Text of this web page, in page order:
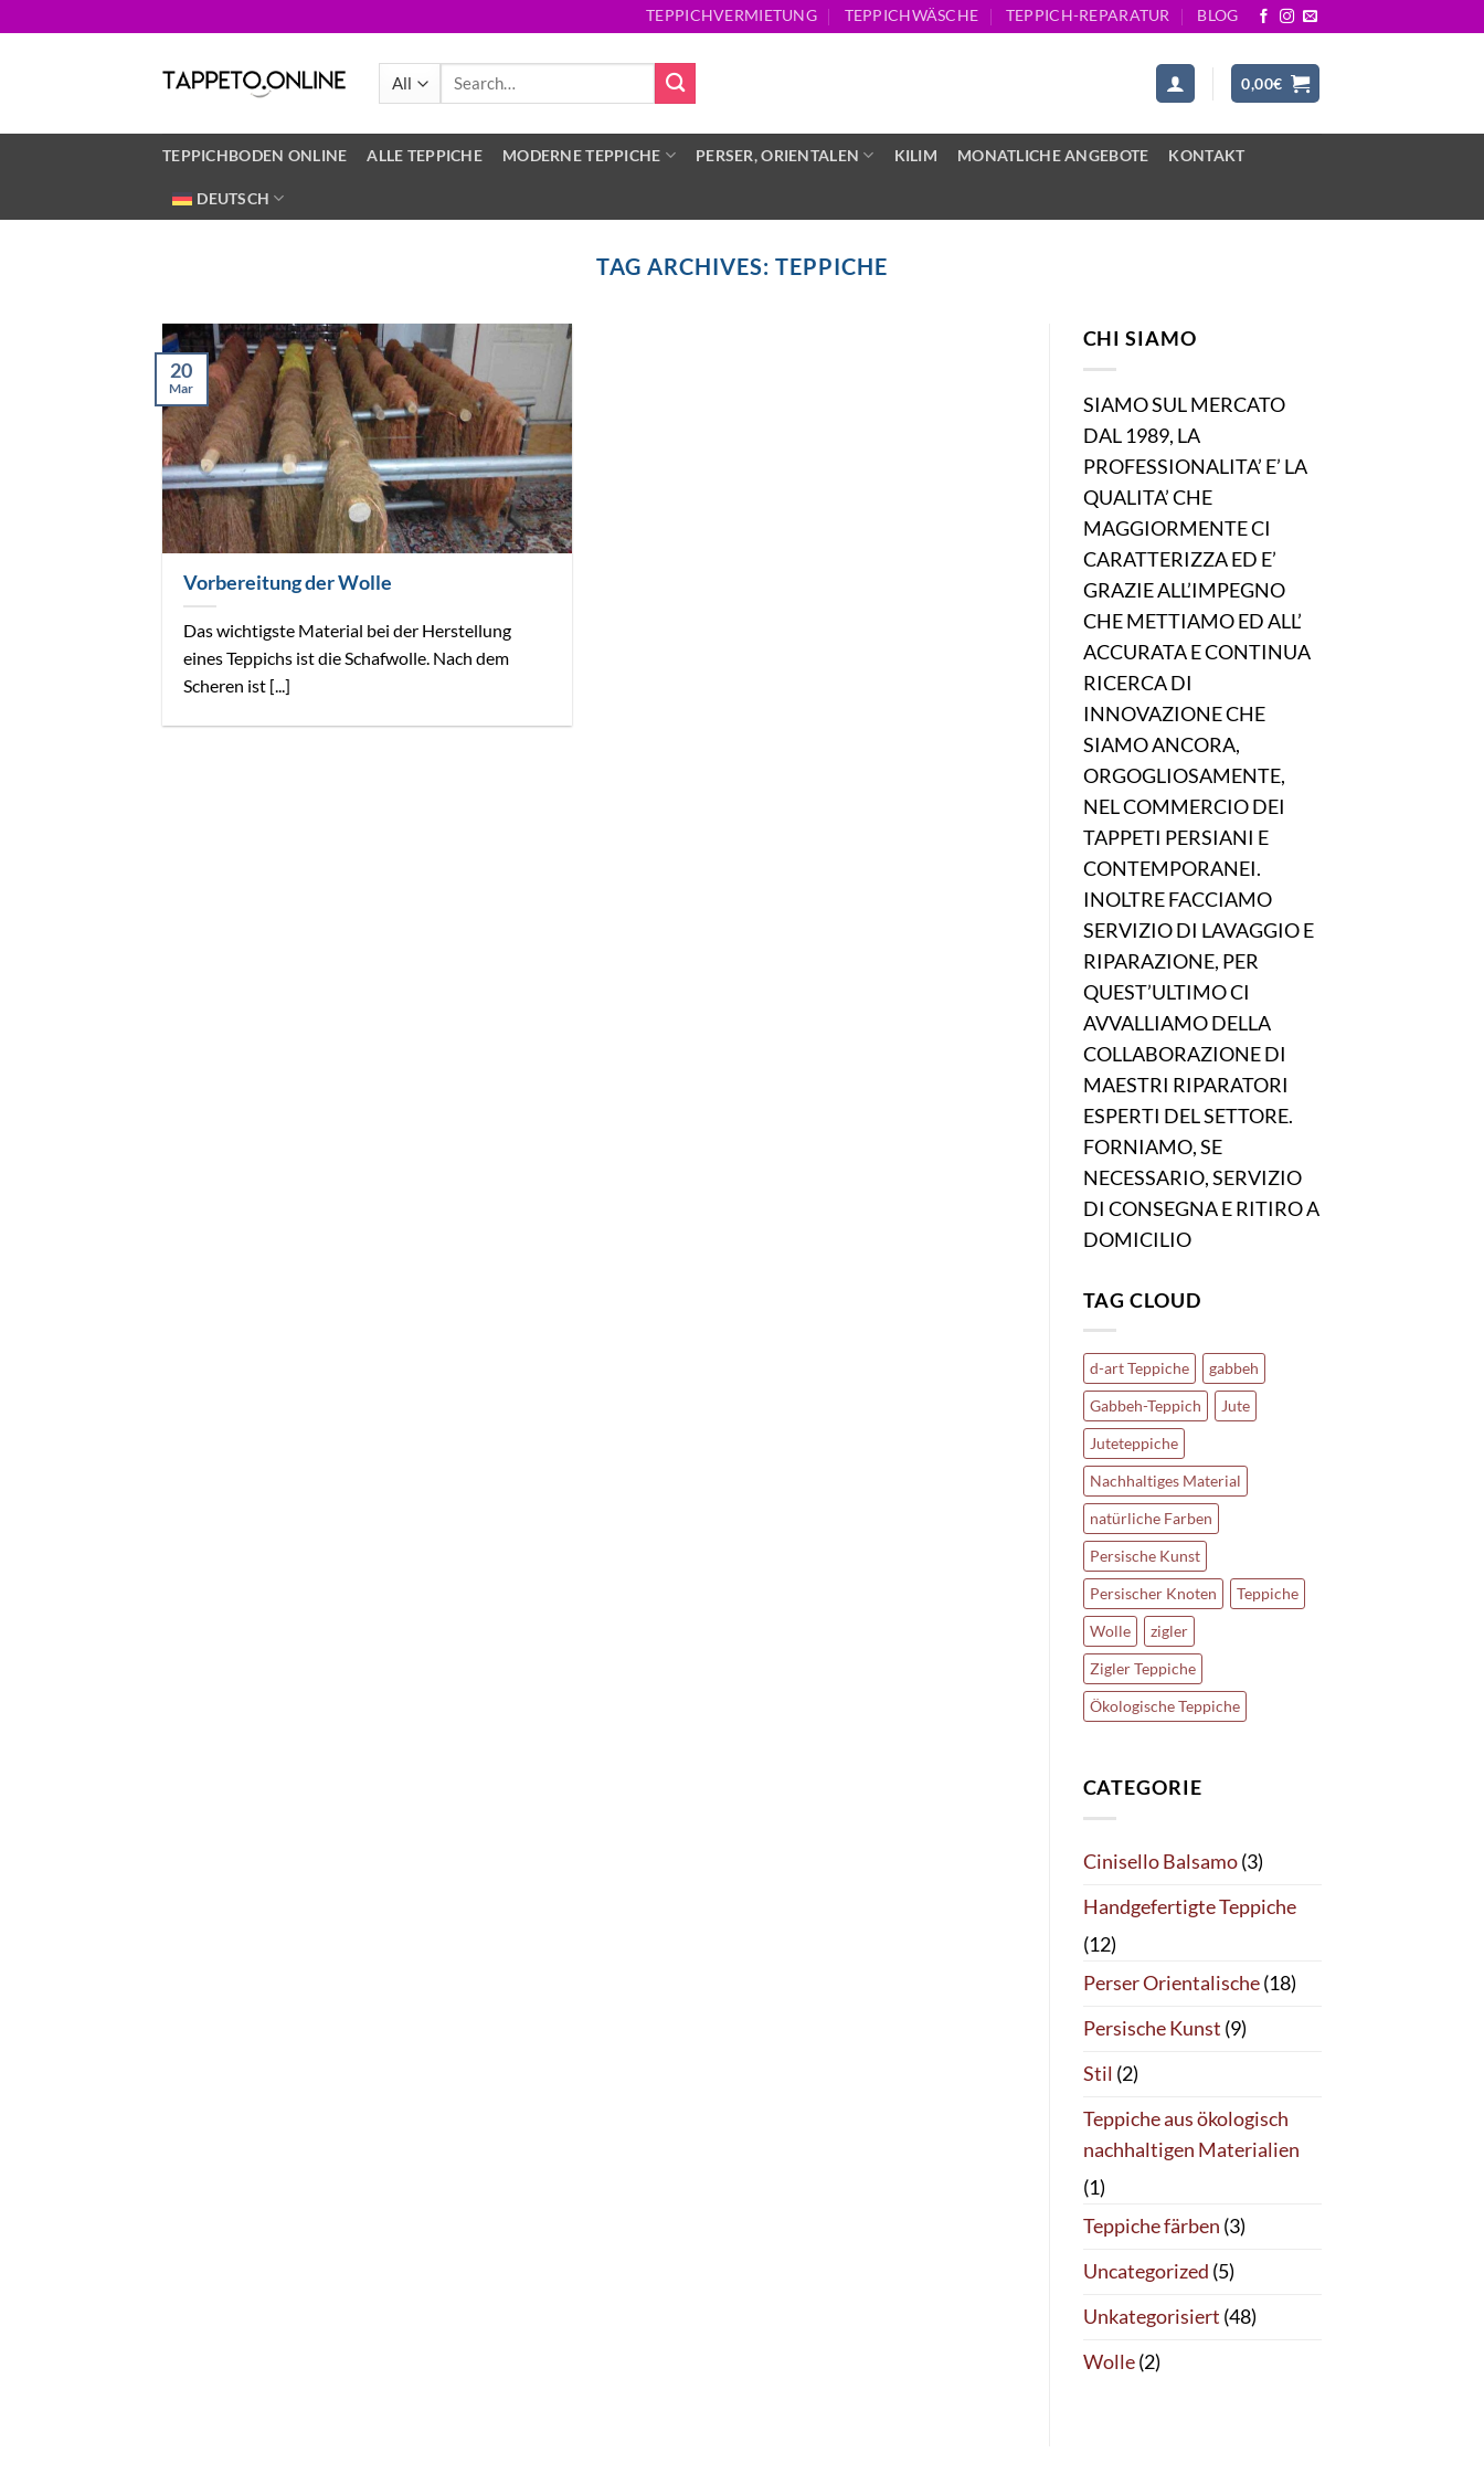
TEPPICHVERMIETUNG TEPPICHWÄSCHE TEPPICH-REPARATUR BLOG
Search
0,00€
TEPPICHBODEN ONLINE ALLE TEPPICHE MODERNE TEPPICHE PERSER, ORIENTALEN KILIM MONATLICHE ANGEBOTE KONTAKT
DEUTSCH
TAG ARCHIVES:TEPPICHE
Vorbereitung der Wolle
Das wichtigste Material bei der Herstellung
eines Teppichs ist die Schafwolle. Nach dem
Scheren ist [...]
20
Mar
CHI SIAMO
SIAMO SUL MERCATO
DAL 1989, LA
PROFESSIONALITA’ E’ LA
QUALITA’ CHE
MAGGIORMENTE CI
CARATTERIZZA ED E’
GRAZIE ALL’IMPEGNO
CHE METTIAMO ED ALL’
ACCURATA E CONTINUA
RICERCA DI
INNOVAZIONE CHE
SIAMO ANCORA,
ORGOGLIOSAMENTE,
NEL COMMERCIO DEI
TAPPETI PERSIANI E
CONTEMPORANEI.
INOLTRE FACCIAMO
SERVIZIO DI LAVAGGIO E
RIPARAZIONE, PER
QUEST’ULTIMO CI
AVVALLIAMO DELLA
COLLABORAZIONE DI
MAESTRI RIPARATORI
ESPERTI DEL SETTORE.
FORNIAMO, SE
NECESSARIO, SERVIZIO
DI CONSEGNA E RITIRO A
DOMICILIO
TAG CLOUD
d-art Teppiche
gabbeh
Gabbeh-Teppich
Jute
Juteteppiche
Nachhaltiges Material
natürliche Farben
Persische Kunst
Persischer Knoten
Teppiche
Wolle
zigler
Zigler Teppiche
Ökologische Teppiche
CATEGORIE
Cinisello Balsamo(3)
Handgefertigte Teppiche
(12)
Perser Orientalische(18)
Persische Kunst (9)
Stil (2)
Teppiche aus ökologisch
nachhaltigen Materialien
(1)
Teppiche färben (3)
Uncategorized (5)
Unkategorisiert (48)
Wolle(2)